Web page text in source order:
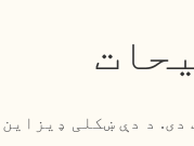
مناسب ترکیب دی. د دې